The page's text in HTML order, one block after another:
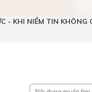
- KHI NIỀM TIN KHÔNG